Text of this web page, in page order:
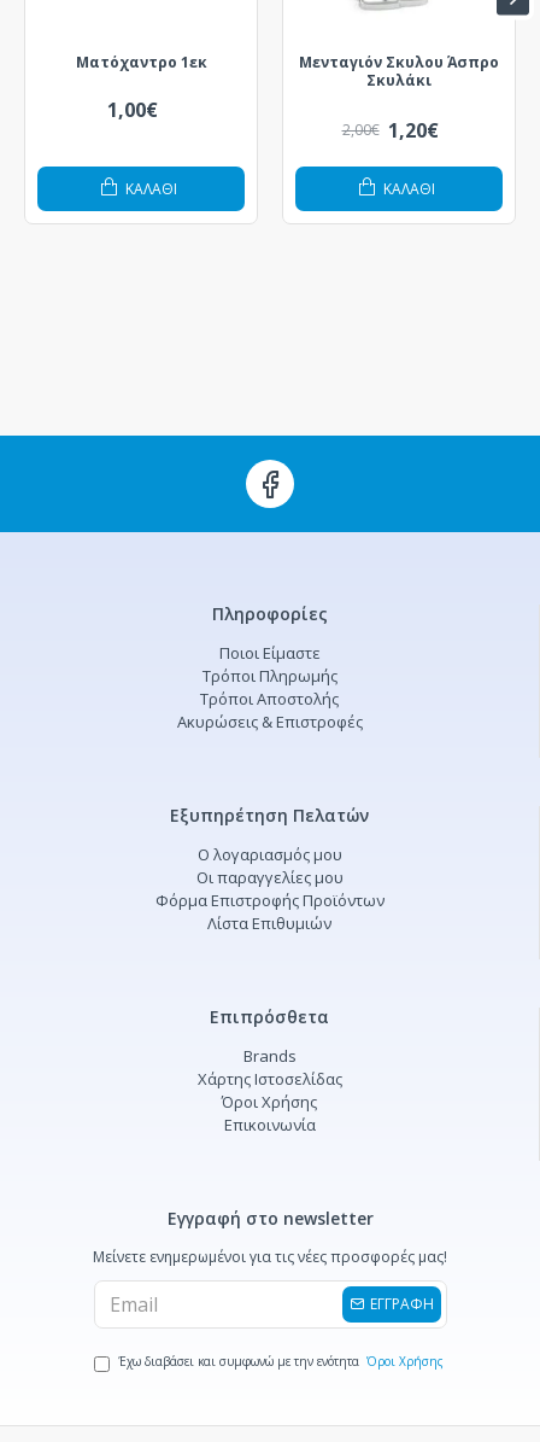
Ματόχαντρο 1εκ
1,00€
ΚΑΛΆΘΙ
Μενταγιόν Σκυλου Άσπρο
Σκυλάκι
1,20€
2,00€
ΚΑΛΆΘΙ
Πληροφορίες
Ποιοι Είμαστε
Τρόποι Πληρωμής
Τρόποι Αποστολής
Ακυρώσεις & Επιστροφές
Εξυπηρέτηση Πελατών
Ο λογαριασμός μου
Οι παραγγελίες μου
Φόρμα Επιστροφής Προϊόντων
Λίστα Επιθυμιών
Επιπρόσθετα
Brands
Χάρτης Ιστοσελίδας
Όροι Χρήσης
Επικοινωνία
Εγγραφή στο newsletter
Μείνετε ενημερωμένοι για τις νέες προσφορές μας!
ΕΓΓΡΑΦΗ
Έχω διαβάσει και συμφωνώ με την ενότητα Όροι Χρήσης